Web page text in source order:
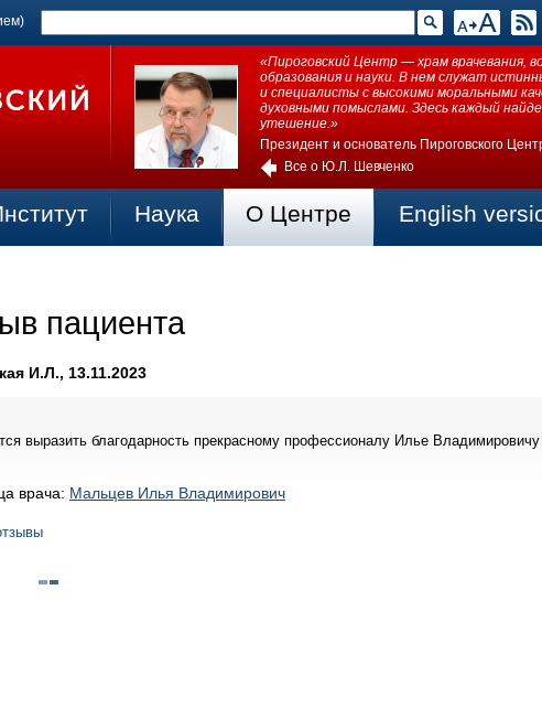
«Пироговский Центр — храм врачевания,
образования и науки. В нем служат
и специалисты с высокими моральными
духовными помыслами. Здесь каждый
утешение.»
Президент и основатель Пироговского
Все о Ю.Л. Шевченко
Наука О Центре English
пациента
И.Л., 13.11.2023
выразить благодарность прекрасному профессионалу Илье
врача: Мальцев Илья Владимирович